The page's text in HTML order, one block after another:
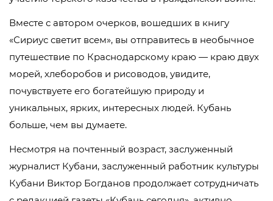
Вместе с автором очерков, вошедших в книгу
«Сириус светит всем», вы отправитесь в необычное
путешествие по Краснодарскому краю — краю двух
морей, хлеборобов и рисоводов, увидите,
почувствуете его богатейшую природу и
уникальных, ярких, интересных людей. Кубань
больше, чем вы думаете.
Несмотря на почтенный возраст, заслуженный
журналист Кубани, заслуженный работник культуры
Кубани Виктор Богданов продолжает сотрудничать